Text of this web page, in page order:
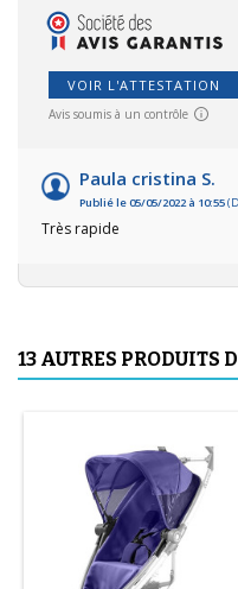
VOIR L'ATTESTATION
Avis soumis à un contrôle
Paula cristina S.
Publié le 05/05/2022 à 10:55
Très rapide
13 AUTRES PRODUITS